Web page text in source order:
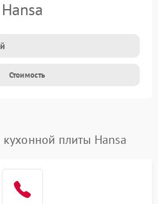
Hansa
Стоимость
плиты Hansa